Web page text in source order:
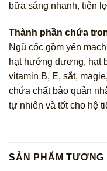
bữa sáng nhanh, tiện
Thành phần chứa
Ngũ cốc gồm yến
hạt hướng dương, hạt
vitamin B, E, sắt,
chứa chất bảo quản
tự nhiên và tốt cho hệ
SẢN PHẨM TƯƠNG